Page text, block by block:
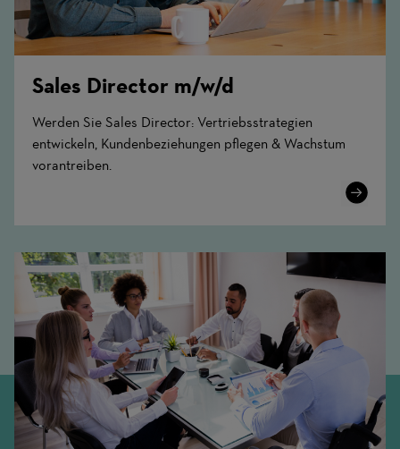
Sales Director m/w/d
Werden Sie Sales Director: Vertriebsstrategien
entwickeln, Kundenbeziehungen pflegen & Wachstum
vorantreiben.
Learn